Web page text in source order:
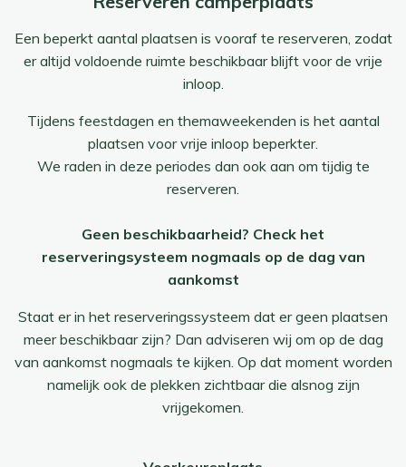
Een beperkt aantal plaatsen is vooraf te reserveren, zodat
er altijd voldoende ruimte beschikbaar blijft voor de vrije
inloop.
Tijdens feestdagen en themaweekenden is het aantal
plaatsen voor vrije inloop beperkter.
We raden in deze periodes dan ook aan om tijdig te
reserveren.
Geen beschikbaarheid? Check het
reserveringsysteem nogmaals op de dag van
aankomst
Staat er in het reserveringssysteem dat er geen plaatsen
meer beschikbaar zijn? Dan adviseren wij om op de dag
van aankomst nogmaals te kijken. Op dat moment worden
namelijk ook de plekken zichtbaar die alsnog zijn
vrijgekomen.